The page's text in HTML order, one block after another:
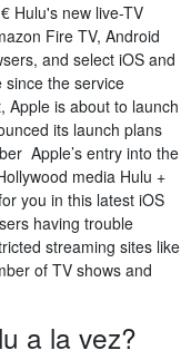
Hulu's new live-TV
Fire TV, Android
and select iOS and
since the service
Apple is about to launch
its launch plans
Apple’s entry into the
media Hulu +
you in this latest iOS
having trouble
streaming sites like
of TV shows and
a la vez?